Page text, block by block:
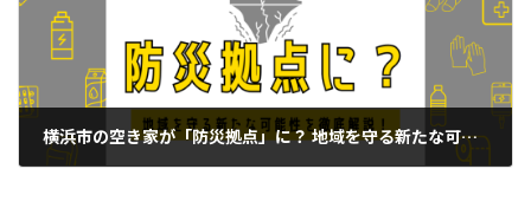
横浜市の空き家が「防災拠点」に？ 地域を守る新たな可能性を徹底解説！